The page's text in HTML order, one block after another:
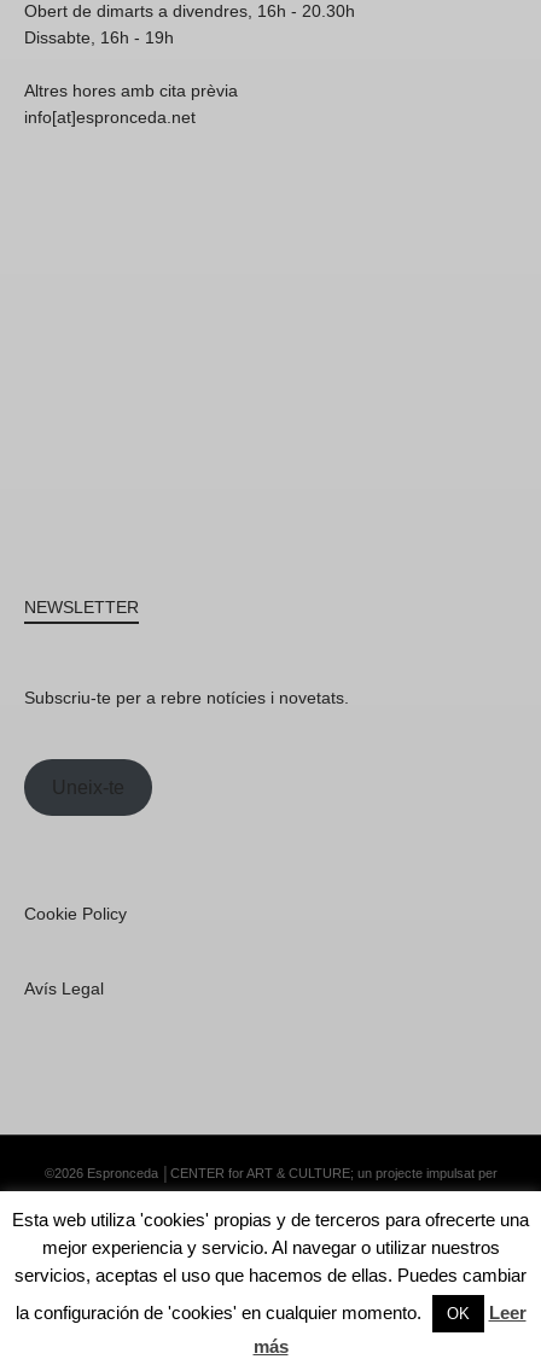
Obert de dimarts a divendres, 16h - 20.30h
Dissabte, 16h - 19h
Altres hores amb cita prèvia
info[at]espronceda.net
NEWSLETTER
Subscriu-te per a rebre notícies i novetats.
Uneix-te
Cookie Policy
Avís Legal
©2026 Espronceda │CENTER for ART & CULTURE; un projecte impulsat per
Esta web utiliza 'cookies' propias y de terceros para ofrecerte una
mejor experiencia y servicio. Al navegar o utilizar nuestros
servicios, aceptas el uso que hacemos de ellas. Puedes cambiar
la configuración de 'cookies' en cualquier momento.
OK
Leer
más
English Català Español